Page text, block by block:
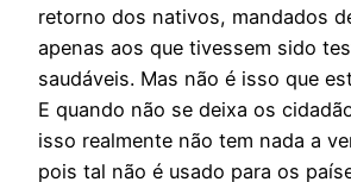
retorno dos nativos, mandados
apenas aos que tivessem sido
saudáveis. Mas não é isso que
E quando não se deixa os
isso realmente não tem nada a
pois tal não é usado para os